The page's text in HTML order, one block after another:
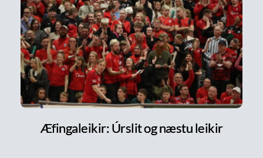
Æfingaleikir: Úrslit og næstu leikir